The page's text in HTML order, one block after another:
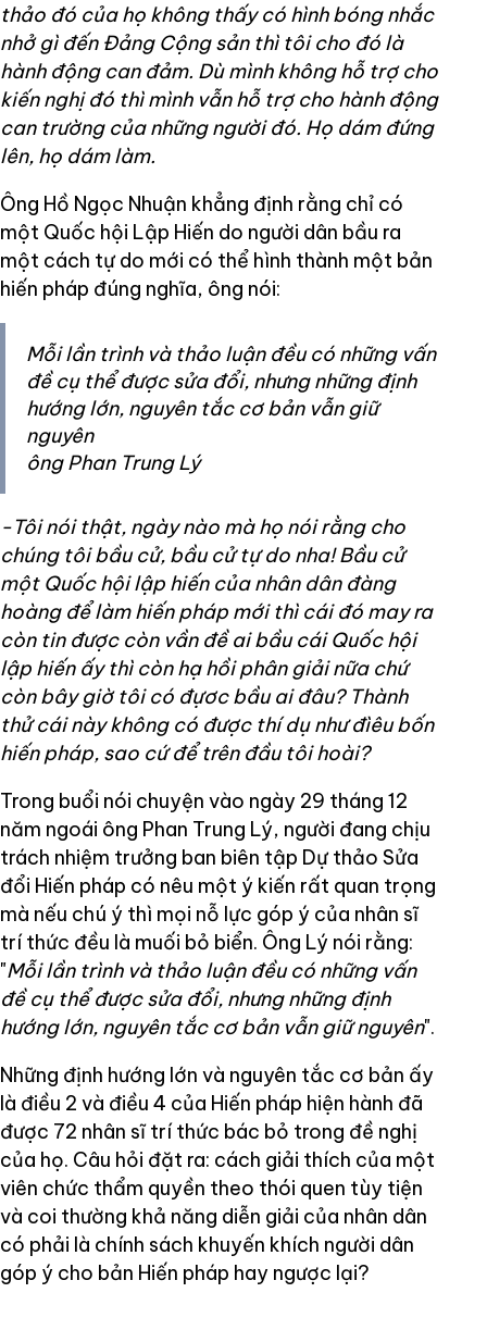
thảo đó của họ không thấy có hình bóng nhắc
nhở gì đến Đảng Cộng sản thì tôi cho đó là
hành động can đảm. Dù mình không hỗ trợ cho
kiến nghị đó thì mình vẫn hỗ trợ cho hành động
can trường của những người đó. Họ dám đứng
lên, họ dám làm.
Ông Hồ Ngọc Nhuận khẳng định rằng chỉ có
một Quốc hội Lập Hiến do người dân bầu ra
một cách tự do mới có thể hình thành một bản
hiến pháp đúng nghĩa, ông nói:
Mỗi lần trình và thảo luận đều có những vấn
đề cụ thể được sửa đổi, nhưng những định
hướng lớn, nguyên tắc cơ bản vẫn giữ
nguyên
ông Phan Trung Lý
-Tôi nói thật, ngày nào mà họ nói rằng cho
chúng tôi bầu cử, bầu cử tự do nha! Bầu cử
một Quốc hội lập hiến của nhân dân đàng
hoàng để làm hiến pháp mới thì cái đó may ra
còn tin được còn vần đề ai bầu cái Quốc hội
lập hiến ấy thì còn hạ hồi phân giải nữa chứ
còn bây giờ tôi có đựơc bầu ai đâu? Thành
thử cái này không có được thí dụ như đìêu bốn
hiến pháp, sao cứ để trên đầu tôi hoài?
Trong buổi nói chuyện vào ngày 29 tháng 12
năm ngoái ông Phan Trung Lý, người đang chịu
trách nhiệm trưởng ban biên tập Dự thảo Sửa
đổi Hiến pháp có nêu một ý kiến rất quan trọng
mà nếu chú ý thì mọi nỗ lực góp ý của nhân sĩ
trí thức đều là muối bỏ biển. Ông Lý nói rằng:
"Mỗi lần trình và thảo luận đều có những vấn
đề cụ thể được sửa đổi, nhưng những định
hướng lớn, nguyên tắc cơ bản vẫn giữ nguyên".
Những định hướng lớn và nguyên tắc cơ bản ấy
là điều 2 và điều 4 của Hiến pháp hiện hành đã
được 72 nhân sĩ trí thức bác bỏ trong đề nghị
của họ. Câu hỏi đặt ra: cách giải thích của một
viên chức thẩm quyền theo thói quen tùy tiện
và coi thường khả năng diễn giải của nhân dân
có phải là chính sách khuyến khích người dân
góp ý cho bản Hiến pháp hay ngược lại?